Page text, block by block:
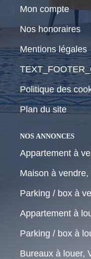
Mon compte
Nos honoraires
Mentions légales
Politique des
Plan du site
NOS ANNONCES
Appartement à
Maison à vendre,
Parking / box à
Appartement à
Parking / box à
Bureaux à louer,